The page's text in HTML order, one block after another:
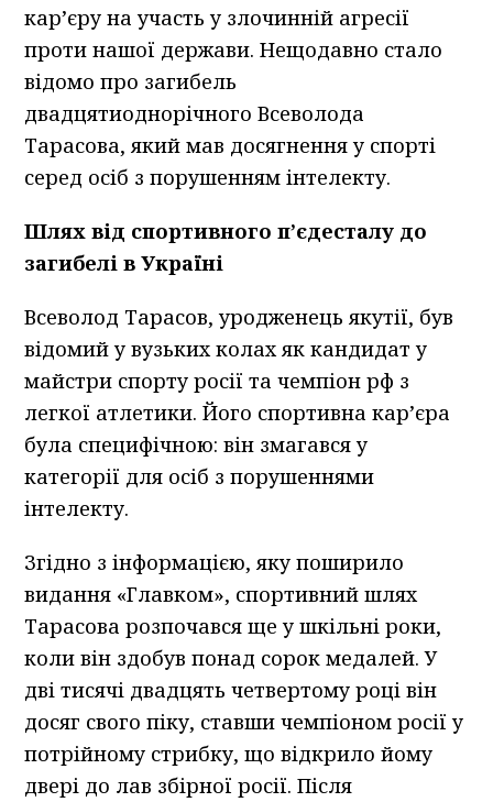
кар’єру на участь у злочинній агресії
проти нашої держави. Нещодавно стало
відомо про загибель
двадцятиоднорічного Всеволода
Тарасова, який мав досягнення у спорті
серед осіб з порушенням інтелекту.
Шлях від спортивного п’єдесталу до
загибелі в Україні
Всеволод Тарасов, уродженець якутії, був
відомий у вузьких колах як кандидат у
майстри спорту росії та чемпіон рф з
легкої атлетики. Його спортивна кар’єра
була специфічною: він змагався у
категорії для осіб з порушеннями
інтелекту.
Згідно з інформацією, яку поширило
видання «Главком», спортивний шлях
Тарасова розпочався ще у шкільні роки,
коли він здобув понад сорок медалей. У
дві тисячі двадцять четвертому році він
досяг свого піку, ставши чемпіоном росії у
потрійному стрибку, що відкрило йому
двері до лав збірної росії. Після